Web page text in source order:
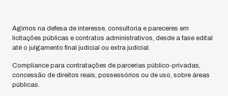
Agimos na defesa de interesse, consultoria e pareceres em
licitações públicas e contratos administrativos, desde a fase edital
até o julgamento final judicial ou extra judicial.
Compliance para contratações de parcerias público-privadas,
concessão de direitos reais, possessórios ou de uso, sobre áreas
públicas.